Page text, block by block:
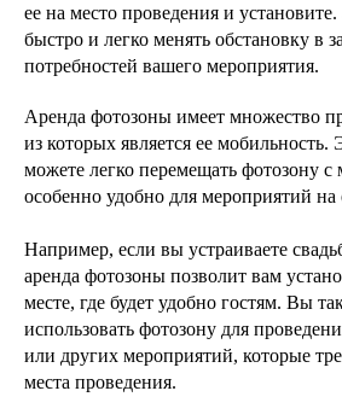
ее на место проведения и
быстро и легко менять обстановку в
потребностей вашего мероприятия.
Аренда фотозоны имеет множество
из которых является ее мобильность.
можете легко перемещать фотозону с
особенно удобно для мероприятий на
Например, если вы устраиваете
аренда фотозоны позволит вам
месте, где будет удобно гостям. Вы
использовать фотозону для
или других мероприятий, которые
места проведения.